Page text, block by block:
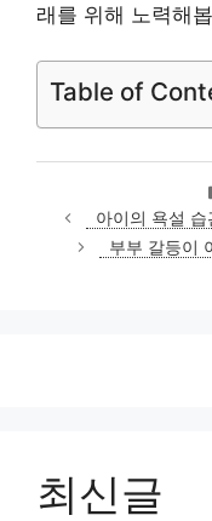
래를 위해 노력해
Table of
아이의 욕설
부부 갈등이
최신글